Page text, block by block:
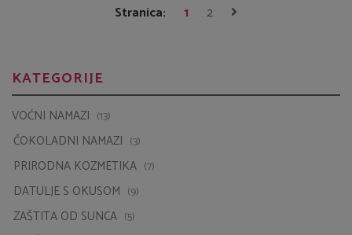
Stranica: 1 2
KATEGORIJE
VOĆNI NAMAZI (13)
ČOKOLADNI NAMAZI (3)
PRIRODNA KOZMETIKA (7)
DATULJE S OKUSOM (9)
ZAŠTITA OD SUNCA (5)